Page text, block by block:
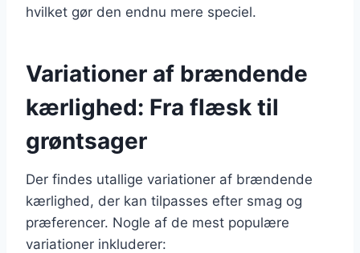
hvilket gør den endnu mere speciel.
Variationer af brændende
kærlighed: Fra flæsk til
grøntsager
Der findes utallige variationer af brændende
kærlighed, der kan tilpasses efter smag og
præferencer. Nogle af de mest populære
variationer inkluderer: